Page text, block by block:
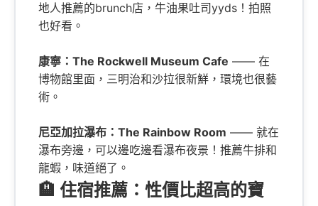
地人推薦的brunch店，牛油果吐司yyds！拍照
也好看。
康寧：The Rockwell Museum Cafe —— 在
博物館里面，三明治和沙拉很新鮮，環境也很藝
術。
尼亞加拉瀑布：The Rainbow Room —— 就在
瀑布旁邊，可以邊吃邊看瀑布夜景！推薦牛排和
龍蝦，味道絕了。
🏨 住宿推薦：性價比超高的寶